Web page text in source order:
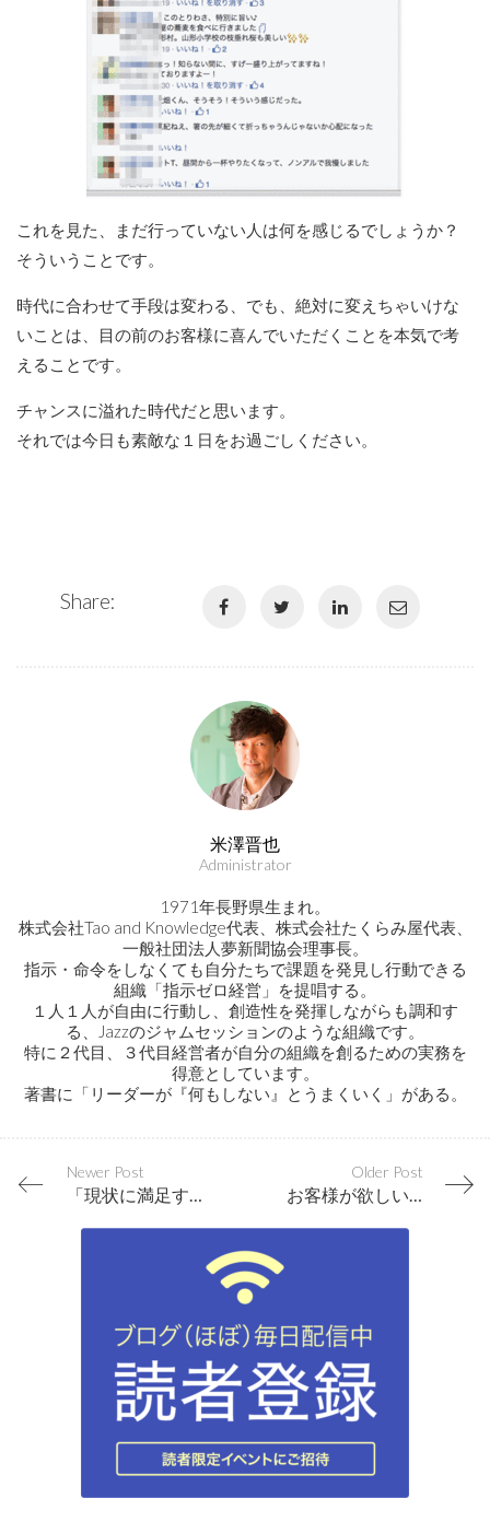
これを見た、まだ行っていない人は何を感じるでしょうか？
そういうことです。
時代に合わせて手段は変わる、でも、絶対に変えちゃいけな
いことは、目の前のお客様に喜んでいただくことを本気で考
えることです。
チャンスに溢れた時代だと思います。
それでは今日も素敵な１日をお過ごしください。
Share:
米澤晋也
Administrator
1971年長野県生まれ。
株式会社Tao and Knowledge代表、株式会社たくらみ屋代表、
一般社団法人夢新聞協会理事長。
指示・命令をしなくても自分たちで課題を発見し行動できる
組織「指示ゼロ経営」を提唱する。
１人１人が自由に行動し、創造性を発揮しながらも調和す
る、Jazzのジャムセッションのような組織です。
特に２代目、３代目経営者が自分の組織を創るための実務を
得意としています。
著書に「リーダーが『何もしない』とうまくいく」がある。
Newer Post
「現状に満足するな」ＶＳ「現状に満足しろ」
Older Post
お客様が欲しいものを揃えるのではなく、あなたが勧めたものをお客様が買うという関係